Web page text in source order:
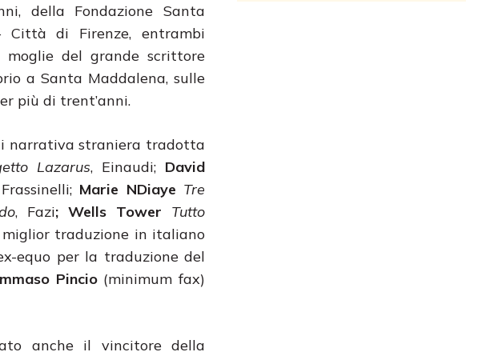
della Fondazione Santa
Città di Firenze, entrambi
del grande scrittore
a Santa Maddalena, sulle
più di trent’anni.
narrativa straniera tradotta
Lazarus, Einaudi; David
Marie NDiaye Tre
, Fazi; Wells Tower Tutto
miglior traduzione in italiano
equo per la traduzione del
Pincio(minimum fax)
anche il vincitore della